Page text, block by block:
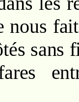
nous
sans